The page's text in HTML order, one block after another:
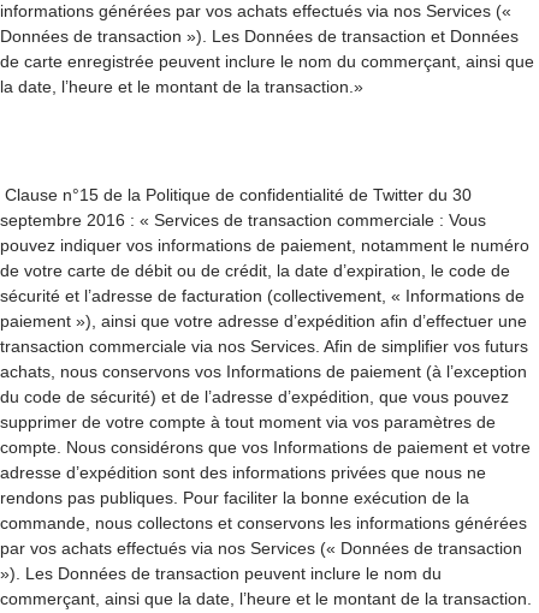
informations générées par vos achats effectués via nos Services («
Données de transaction »). Les Données de transaction et Données
de carte enregistrée peuvent inclure le nom du commerçant, ainsi que
la date, l’heure et le montant de la transaction.»
Clause n°15 de la Politique de confidentialité de Twitter du 30
septembre 2016 : « Services de transaction commerciale : Vous
pouvez indiquer vos informations de paiement, notamment le numéro
de votre carte de débit ou de crédit, la date d’expiration, le code de
sécurité et l’adresse de facturation (collectivement, « Informations de
paiement »), ainsi que votre adresse d’expédition afin d’effectuer une
transaction commerciale via nos Services. Afin de simplifier vos futurs
achats, nous conservons vos Informations de paiement (à l’exception
du code de sécurité) et de l’adresse d’expédition, que vous pouvez
supprimer de votre compte à tout moment via vos paramètres de
compte. Nous considérons que vos Informations de paiement et votre
adresse d’expédition sont des informations privées que nous ne
rendons pas publiques. Pour faciliter la bonne exécution de la
commande, nous collectons et conservons les informations générées
par vos achats effectués via nos Services (« Données de transaction
»). Les Données de transaction peuvent inclure le nom du
commerçant, ainsi que la date, l’heure et le montant de la transaction.